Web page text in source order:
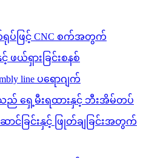
ရုပ်ဖြင့် CNC စက်အတွက်
ဖယ်ရှားခြင်းစနစ်
line ပရောဂျက်
သည် ရှေ့မီးရထားနှင့် ဘီးအိမ်တပ်
င်ခြင်းနှင့် ဖြုတ်ချခြင်းအတွက်